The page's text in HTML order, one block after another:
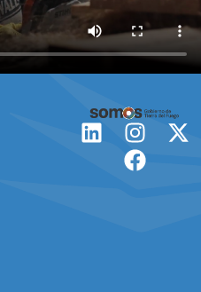
L
I
n
s
X
F
a
c